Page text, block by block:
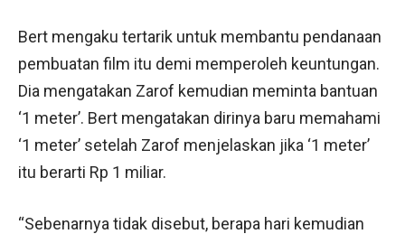
Bert mengaku tertarik untuk membantu pendanaan
pembuatan film itu demi memperoleh keuntungan.
Dia mengatakan Zarof kemudian meminta bantuan
‘1 meter’. Bert mengatakan dirinya baru memahami
‘1 meter’ setelah Zarof menjelaskan jika ‘1 meter’
itu berarti Rp 1 miliar.
“Sebenarnya tidak disebut, berapa hari kemudian